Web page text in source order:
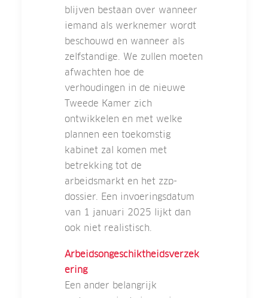
blijven bestaan over wanneer
iemand als werknemer wordt
beschouwd en wanneer als
zelfstandige. We zullen moeten
afwachten hoe de
verhoudingen in de nieuwe
Tweede Kamer zich
ontwikkelen en met welke
plannen een toekomstig
kabinet zal komen met
betrekking tot de
arbeidsmarkt en het zzp-
dossier. Een invoeringsdatum
van 1 januari 2025 lijkt dan
ook niet realistisch.
Arbeidsongeschiktheidsverzek
ering
Een ander belangrijk